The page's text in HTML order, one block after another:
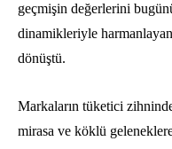
geçmişin değerlerini
dinamikleriyle
dönüştü.
Markaların tüketici
mirasa ve köklü